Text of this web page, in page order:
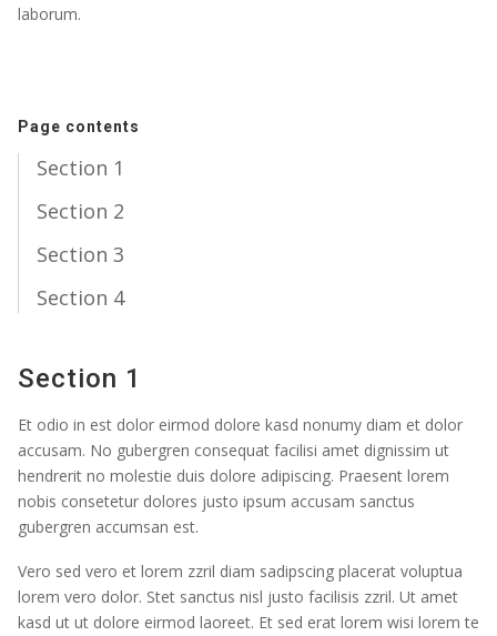
laborum.
Page contents
Section 1
Section 2
Section 3
Section 4
Section 1
Et odio in est dolor eirmod dolore kasd nonumy diam et dolor
accusam. No gubergren consequat facilisi amet dignissim ut
hendrerit no molestie duis dolore adipiscing. Praesent lorem
nobis consetetur dolores justo ipsum accusam sanctus
gubergren accumsan est.
Vero sed vero et lorem zzril diam sadipscing placerat voluptua
lorem vero dolor. Stet sanctus nisl justo facilisis zzril. Ut amet
kasd ut ut dolore eirmod laoreet. Et sed erat lorem wisi lorem te